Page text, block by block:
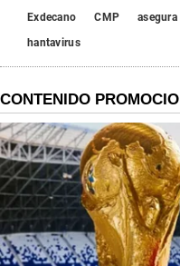
Exdecano CMP asegura
hantavirus